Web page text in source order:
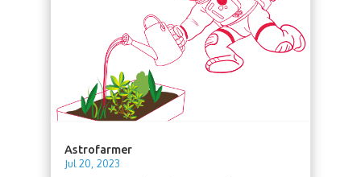
Astrofarmer
Jul 20, 2023